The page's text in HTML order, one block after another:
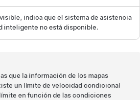
indica que el sistema de asistencia
inteligente no está disponible.
que la información de los mapas
un límite de velocidad condicional
en función de las condiciones